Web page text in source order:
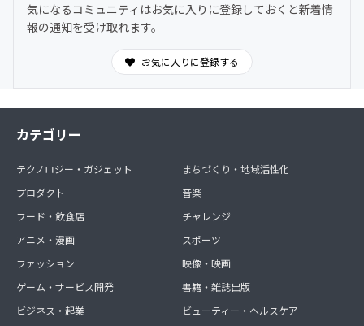
気になるコミュニティはお気に入りに登録しておくと新着情
報の通知を受け取れます。
お気に入りに登録する
カテゴリー
テクノロジー・ガジェット
プロダクト
フード・飲食店
アニメ・漫画
ファッション
ゲーム・サービス開発
ビジネス・起業
まちづくり・地域活性化
音楽
チャレンジ
スポーツ
映像・映画
書籍・雑誌出版
ビューティー・ヘルスケア